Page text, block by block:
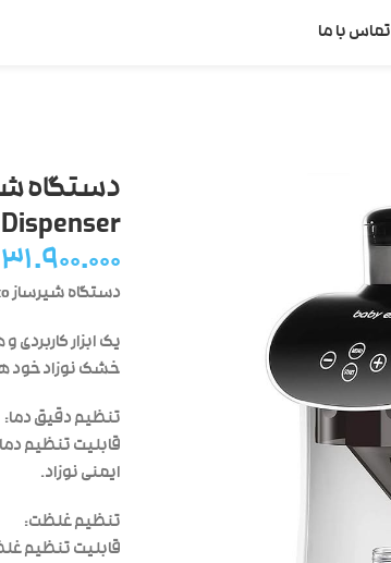
تماس با ما
Dispenser
۳۱.۹۰۰.۰۰۰
دستگاه شیرساز Baby Exo
یک ابزار
خشک نوزاد خود
تنظیم دقیق دما:
ایمنی نوزاد.
تنظیم غلظت:
قابلیت تنظیم